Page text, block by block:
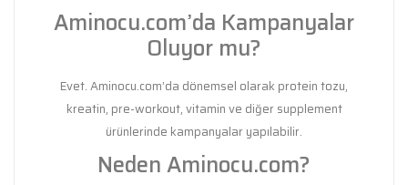
Aminocu.com’da Kampanyalar
Oluyor mu?
Evet. Aminocu.com’da dönemsel olarak protein tozu,
kreatin, pre-workout, vitamin ve diğer supplement
ürünlerinde kampanyalar yapılabilir.
Neden Aminocu.com?